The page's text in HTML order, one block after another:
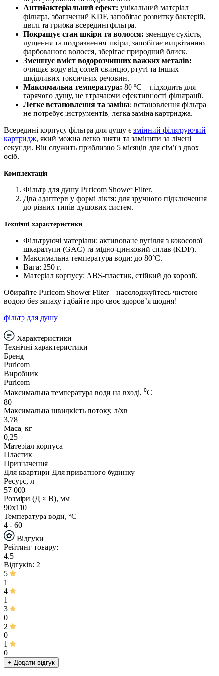
Антибактеріальний ефект: унікальний матеріал
фільтра, збагачений KDF, запобігає розвитку бактерій,
цвілі та грибка всередині фільтра.
Покращує стан шкіри та волосся: зменшує сухість,
лущення та подразнення шкіри, запобігає вицвітанню
фарбованого волосся, зберігає природний блиск.
Зменшує вміст водорозчинних важких металів:
очищає воду від солей свинцю, ртуті та інших
шкідливих токсичних речовин.
Максимальна температура: 80 ºC – підходить для
гарячого душу, не втрачаючи ефективності фільтрації.
Легке встановлення та заміна: встановлення фільтра
не потребує інструментів, легка заміна картриджа.
Всередині корпусу фільтра для душу є змінний фільтруючий
картридж, який можна легко зняти та замінити за лічені
секунди. Він служить приблизно 5 місяців для сім’ї з двох
осіб.
Комплектація
Фільтр для душу Puricom Shower Filter.
Два адаптери у формі ліктя: для зручного підключення
до різних типів душових систем.
Технічні характеристики
Фільтруючі матеріали: активоване вугілля з кокосової
шкаралупи (GAC) та мідно-цинковий сплав (KDF).
Максимальна температура води: до 80°C.
Вага: 250 г.
Матеріал корпусу: ABS-пластик, стійкий до корозії.
Обирайте Puricom Shower Filter – насолоджуйтесь чистою
водою без запаху і дбайте про своє здоров’я щодня!
фільтр для душу
Характеристики
Технічні характеристики
Бренд
Puricom
Виробник
Puricom
Максимальна температура води на вході, ⁰С
80
Максимальна швидкість потоку, л/хв
3,78
Маса, кг
0,25
Матеріал корпуса
Пластик
Призначення
Для квартири Для приватного будинку
Ресурс, л
57 000
Розміри (Д × В), мм
90х110
Температура води, °С
4 - 60
Відгуки
Рейтинг товару:
4.5
Відгуків: 2
5
1
4
1
3
0
2
0
1
0
+ Додати відгук